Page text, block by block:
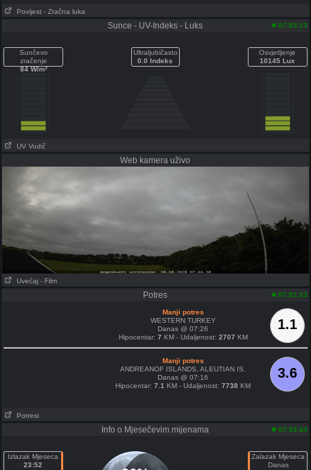
Povijest - Zračna luka
Sunce - UV-Indeks - Luks 07:53:13
Sunčevo
zračenje
84 W/m²
Ultraljubičasto
0.0 Indeks
Osvjetljenje
10145 Lux
UV Vodič
Web kamera uživo
Uvećaj - Film
Potres 07:51:33
1.1
Manji potres
WESTERN TURKEY
Danas @ 07:26
Hipocentar: 7 KM - Udaljenost: 2707 KM
3.6
Manji potres
ANDREANOF ISLANDS, ALEUTIAN IS.
Danas @ 07:16
Hipocentar:7.1 KM - Udaljenost:7738 KM
Potresi
Info o Mjesečevim mijenama 07:53:43
Izlazak Mjeseca
23:52
Zalazak Mjeseca
Danas